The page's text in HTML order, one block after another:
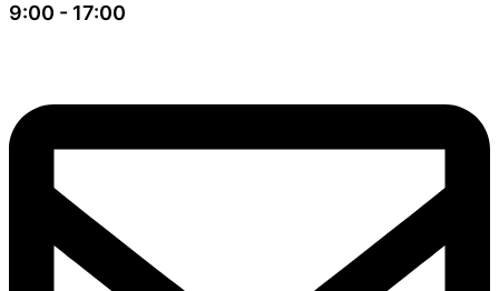
9:00 - 17:00